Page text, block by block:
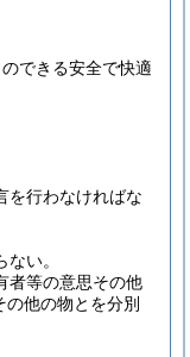
できる安全で快適
を行わなければな
い。
者等の意思その他
の他の物とを分別